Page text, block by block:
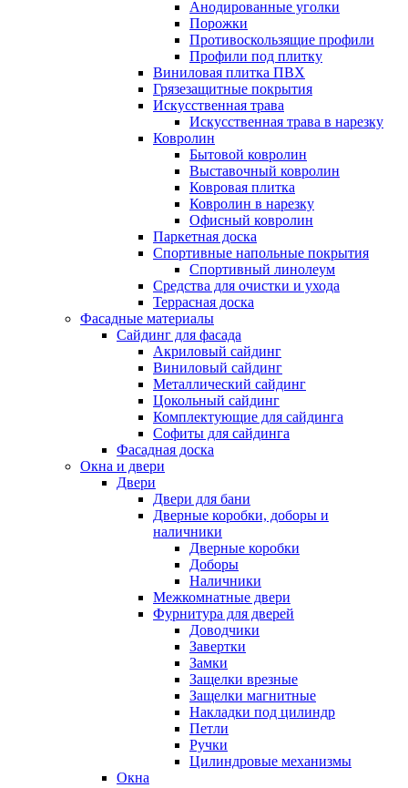
Анодированные уголки
Порожки
Противоскользящие профили
Профили под плитку
Виниловая плитка ПВХ
Грязезащитные покрытия
Искусственная трава
Искусственная трава в нарезку
Ковролин
Бытовой ковролин
Выставочный ковролин
Ковровая плитка
Ковролин в нарезку
Офисный ковролин
Паркетная доска
Спортивные напольные покрытия
Спортивный линолеум
Средства для очистки и ухода
Террасная доска
Фасадные материалы
Сайдинг для фасада
Акриловый сайдинг
Виниловый сайдинг
Металлический сайдинг
Цокольный сайдинг
Комплектующие для сайдинга
Софиты для сайдинга
Фасадная доска
Окна и двери
Двери
Двери для бани
Дверные коробки, доборы и
наличники
Дверные коробки
Доборы
Наличники
Межкомнатные двери
Фурнитура для дверей
Доводчики
Завертки
Замки
Защелки врезные
Защелки магнитные
Накладки под цилиндр
Петли
Ручки
Цилиндровые механизмы
Окна